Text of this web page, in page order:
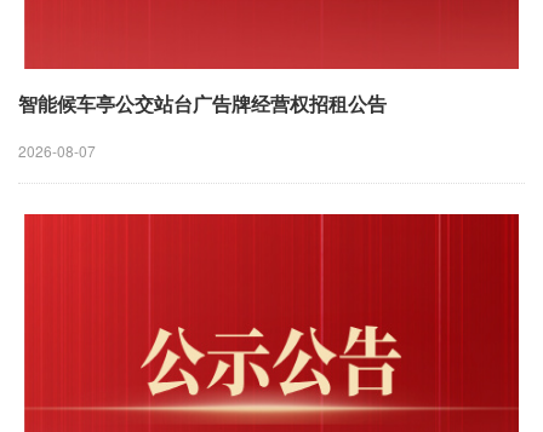
智能候车亭公交站台广告牌经营权招租公告
2026-08-07